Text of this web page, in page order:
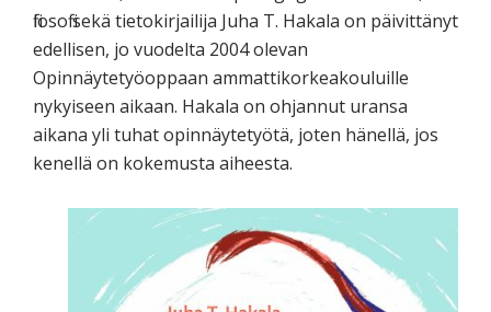
filosofi sekä tietokirjailija Juha T. Hakala on päivittänyt
edellisen, jo vuodelta 2004 olevan
Opinnäytetyöoppaan ammattikorkeakouluille
nykyiseen aikaan. Hakala on ohjannut uransa
aikana yli tuhat opinnäytetyötä, joten hänellä, jos
kenellä on kokemusta aiheesta.